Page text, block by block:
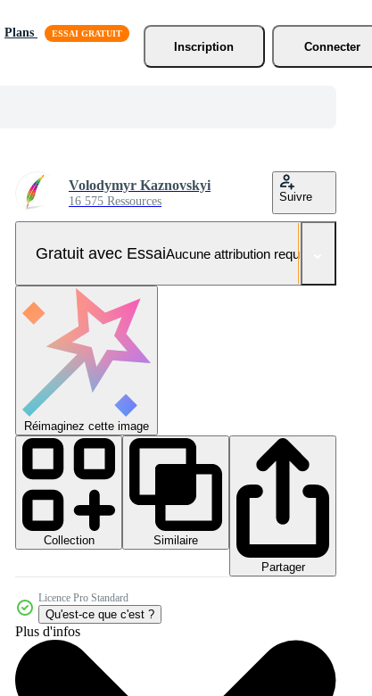
Plans
Inscription
Connecter
Volodymyr Kaznovskyi
16 575 Ressources Suivre
Gratuit avec EssaiAucune attribution requise
Réimaginez cette image
Collection
Similaire
Partager
Licence Pro Standard
Qu'est-ce que c'est ?
Plus d'infos